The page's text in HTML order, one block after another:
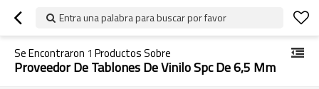
Entra una palabra para buscar por favor
Se Encontraron 1 Productos Sobre
Proveedor De Tablones De Vinilo Spc De 6,5 Mm